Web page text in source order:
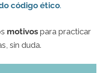
código ético.
motivos para practicar
sin duda.